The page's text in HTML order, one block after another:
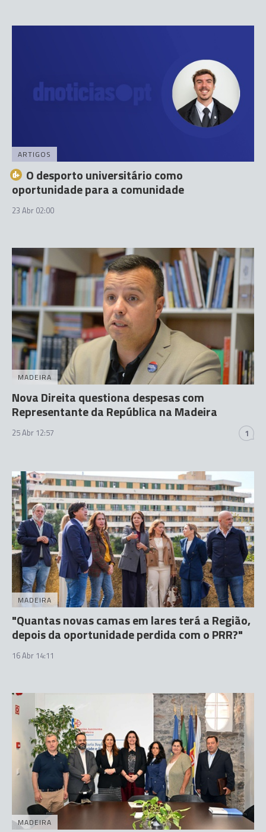
ARTIGOS
O desporto universitário como
oportunidade para a comunidade
23 Abr 02:00
MADEIRA
Nova Direita questiona despesas com
Representante da República na Madeira
25 Abr 12:57 1
MADEIRA
"Quantas novas camas em lares terá a Região,
depois da oportunidade perdida com o PRR?"
16 Abr 14:11
MADEIRA